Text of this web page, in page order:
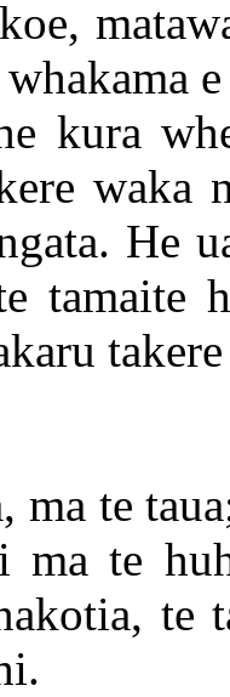
kura
waka
He
tamaite
ma te
ma te
te